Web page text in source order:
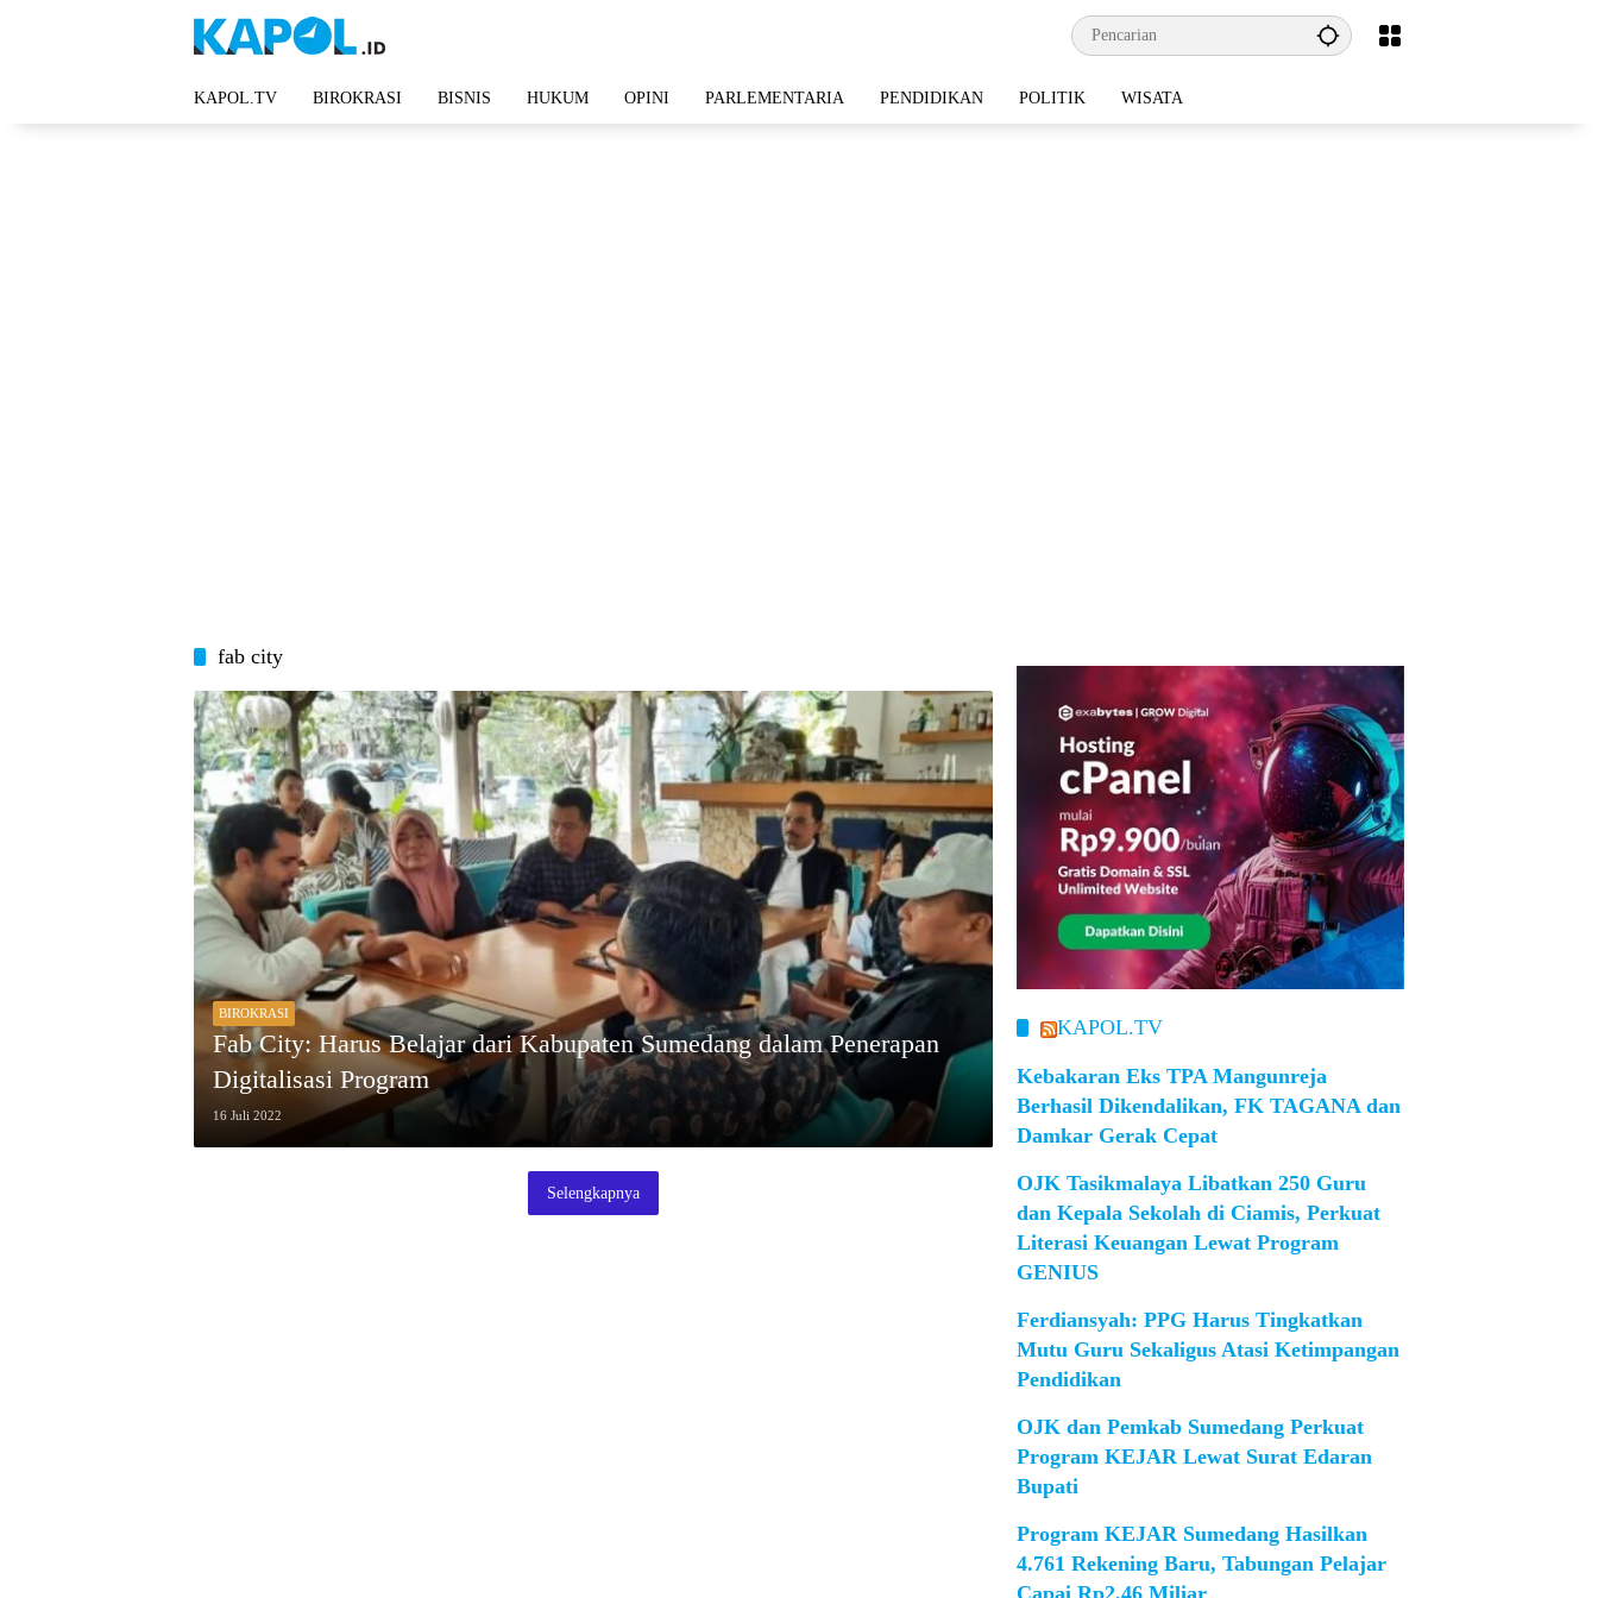
KAPOL.TV BIROKRASI BISNIS HUKUM OPINI PARLEMENTARIA PENDIDIKAN POLITIK WISATA
fab city
BIROKRASI
Fab City: Harus Belajar dari Kabupaten Sumedang dalam Penerapan
Digitalisasi Program
16 Juli 2022
Selengkapnya
KAPOL.TV
Kebakaran Eks TPA Mangunreja
Berhasil Dikendalikan, FK TAGANA dan
Damkar Gerak Cepat
OJK Tasikmalaya Libatkan 250 Guru
dan Kepala Sekolah di Ciamis, Perkuat
Literasi Keuangan Lewat Program
GENIUS
Ferdiansyah: PPG Harus Tingkatkan
Mutu Guru Sekaligus Atasi Ketimpangan
Pendidikan
OJK dan Pemkab Sumedang Perkuat
Program KEJAR Lewat Surat Edaran
Bupati
Program KEJAR Sumedang Hasilkan
4.761 Rekening Baru, Tabungan Pelajar
Capai Rp2,46 Miliar